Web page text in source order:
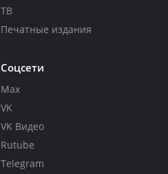
ТВ
Печатные издания
Соцсети
Max
VK
VK Видео
Rutube
Telegram